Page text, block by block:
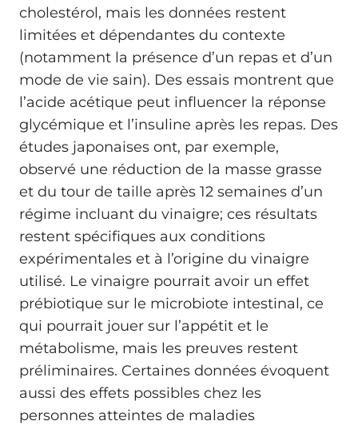
cholestérol, mais les données restent
limitées et dépendantes du contexte
(notamment la présence d’un repas et d’un
mode de vie sain). Des essais montrent que
l’acide acétique peut influencer la réponse
glycémique et l’insuline après les repas. Des
études japonaises ont, par exemple,
observé une réduction de la masse grasse
et du tour de taille après 12 semaines d’un
régime incluant du vinaigre; ces résultats
restent spécifiques aux conditions
expérimentales et à l’origine du vinaigre
utilisé. Le vinaigre pourrait avoir un effet
prébiotique sur le microbiote intestinal, ce
qui pourrait jouer sur l’appétit et le
métabolisme, mais les preuves restent
préliminaires. Certaines données évoquent
aussi des effets possibles chez les
personnes atteintes de maladies